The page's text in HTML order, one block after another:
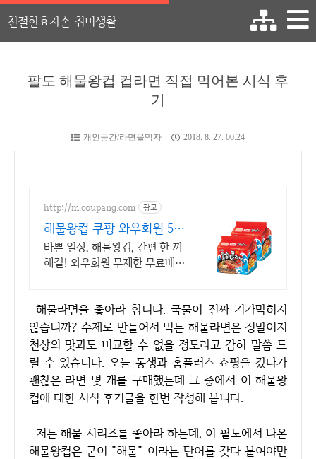
친절한효자손 취미생활
팔도 해물왕컵 컵라면 직접 먹어본 시식 후
기
개인공간/라면을먹자 2018. 8. 27. 00:24
http://m.coupang.com 광고
해물왕컵 쿠팡 와우회원 5%
캐시 적립
바쁜 일상, 해물왕컵, 간편 한 끼
해결! 와우회원 무제한 무료배
으로 빠르게 받아보세요.
해물라면을 좋아라 합니다. 국물이 진짜 기가막히지
않습니까? 수제로 만들어서 먹는 해물라면은 정말이지
천상의 맛과도 비교할 수 없을 정도라고 감히 말씀 드
릴 수 있습니다. 오늘 동생과 홈플러스 쇼핑을 갔다가
괜찮은 라면 몇 개를 구매했는데 그 중에서 이 해물왕
컵에 대한 시식 후기글을 한번 작성해 봅니다.
저는 해물 시리즈를 좋아라 하는데, 이 팔도에서 나온
해물왕컵은 굳이 "해물" 이라는 단어를 갖다 붙여야만